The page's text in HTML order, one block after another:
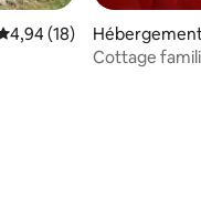
moyenne sur la
4,94 (18)
Hébergement
Cottage